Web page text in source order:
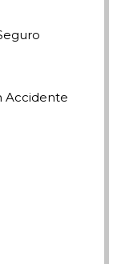
Accidente